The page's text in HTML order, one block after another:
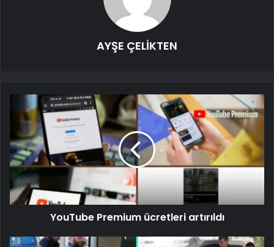
AYŞE ÇELİKTEN
YouTube Premium ücretleri artırıldı